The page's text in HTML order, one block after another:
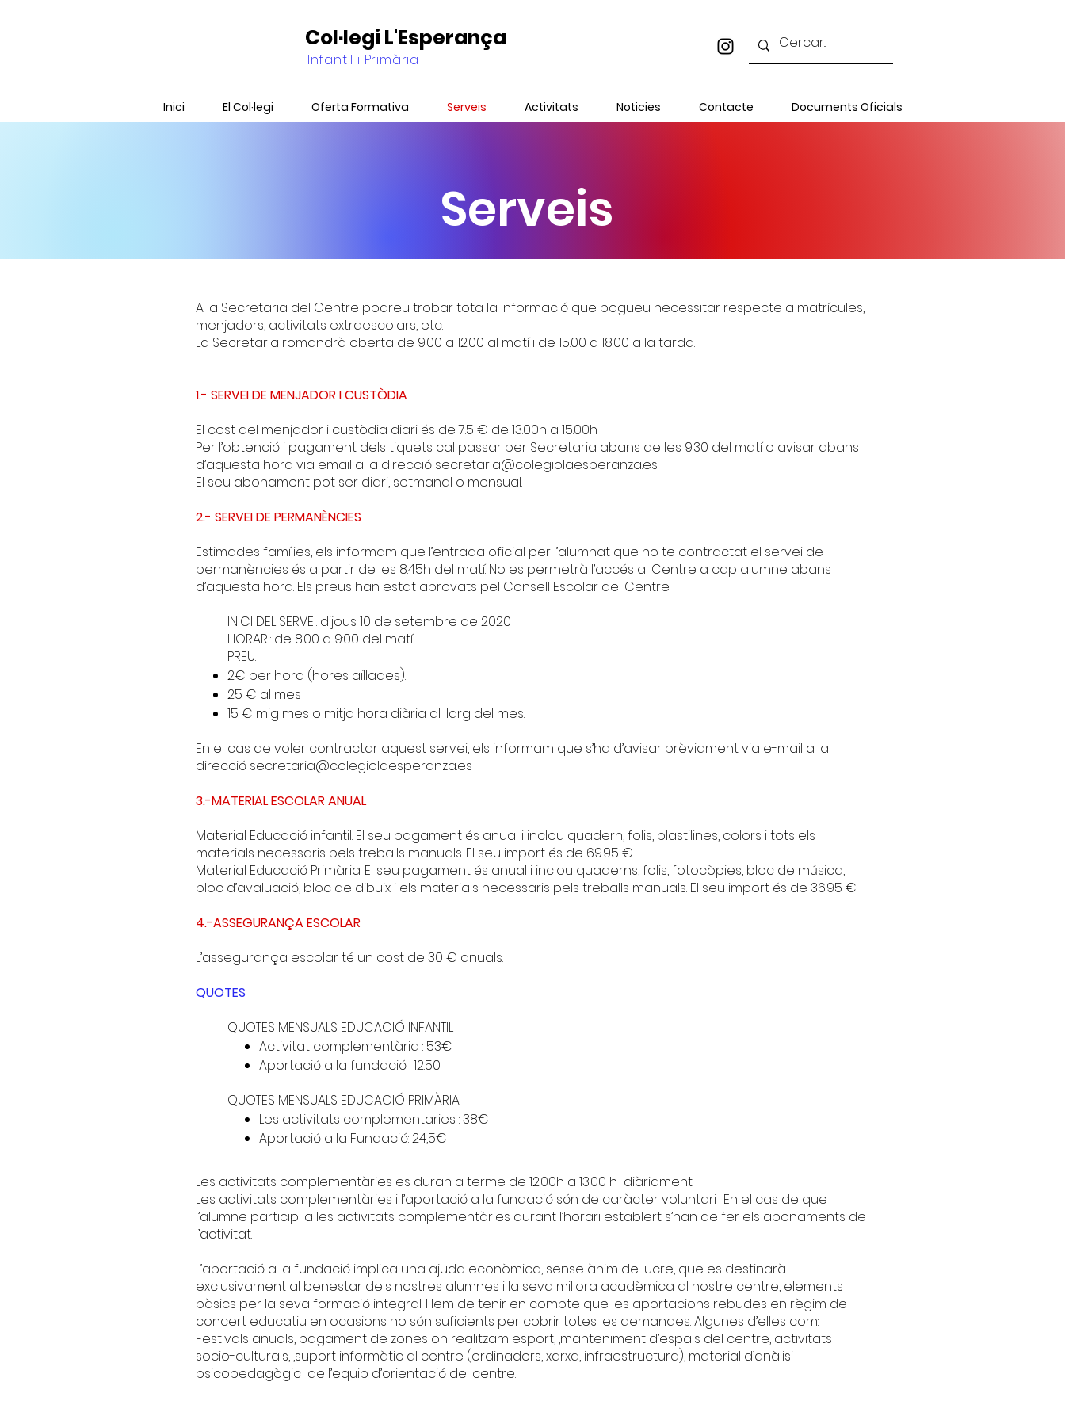
Col·legi L'Esperança
Infantil i Primària
Inici El Col·legi Oferta Formativa Serveis Activitats Noticies Contacte Documents Oficials
Serveis
A la Secretaria del Centre podreu trobar tota la informació que pogueu necessitar respecte a matrícules,
menjadors, activitats extraescolars, etc.
La Secretaria romandrà oberta de 9.00 a 12.00 al matí i de 15.00 a 18.00 a la tarda.
1.- SERVEI DE MENJADOR I CUSTÒDIA
El cost del menjador i custòdia diari és de 7.5 € de 13.00h a 15.00h
Per l’obtenció i pagament dels tiquets cal passar per Secretaria abans de les 9.30 del matí o avisar abans
d’aquesta hora via email a la direcció secretaria@colegiolaesperanza.es.
El seu abonament pot ser diari, setmanal o mensual.
2.- SERVEI DE PERMANÈNCIES
Estimades famílies, els informam que l’entrada oficial per l’alumnat que no te contractat el servei de
permanències és a partir de les 8.45h del matí. No es permetrà l’accés al Centre a cap alumne abans
d’aquesta hora. Els preus han estat aprovats pel Consell Escolar del Centre.
INICI DEL SERVEI: dijous 10 de setembre de 2020
HORARI: de 8:00 a 9:00 del matí
PREU:
2€ per hora (hores aïllades).
25 € al mes
15 € mig mes o mitja hora diària al llarg del mes.
En el cas de voler contractar aquest servei, els informam que s’ha d’avisar prèviament via e-mail a la
direcció secretaria@colegiolaesperanza.es
3.-MATERIAL ESCOLAR ANUAL
Material Educació infantil: El seu pagament és anual i inclou quadern, folis, plastilines, colors i tots els
materials necessaris pels treballs manuals. El seu import és de 69.95 €.
Material Educació Primària: El seu pagament és anual i inclou quaderns, folis, fotocòpies, bloc de música,
bloc d’avaluació, bloc de dibuix i els materials necessaris pels treballs manuals. El seu import és de 36.95 €.
4.-ASSEGURANÇA ESCOLAR
L’assegurança escolar té un cost de 30 € anuals.
QUOTES
QUOTES MENSUALS EDUCACIÓ INFANTIL
Activitat complementària : 53€
Aportació a la fundació : 12.50
QUOTES MENSUALS EDUCACIÓ PRIMÀRIA
Les activitats complementaries : 38€
Aportació a la Fundació: 24,5€
Les activitats complementàries es duran a terme de 12:00h a 13:00 h diàriament.
Les activitats complementàries i l’aportació a la fundació són de caràcter voluntari . En el cas de que
l’alumne participi a les activitats complementàries durant l’horari establert s’han de fer els abonaments de
l’activitat.
L’aportació a la fundació implica una ajuda econòmica, sense ànim de lucre, que es destinarà
exclusivament al benestar dels nostres alumnes i la seva millora acadèmica al nostre centre, elements
bàsics per la seva formació integral. Hem de tenir en compte que les aportacions rebudes en règim de
concert educatiu en ocasions no són suficients per cobrir totes les demandes. Algunes d’elles com:
Festivals anuals, pagament de zones on realitzam esport, ,manteniment d’espais del centre, activitats
socio-culturals, ,suport informàtic al centre (ordinadors, xarxa, infraestructura), material d’anàlisi
psicopedagògic de l’equip d’orientació del centre.